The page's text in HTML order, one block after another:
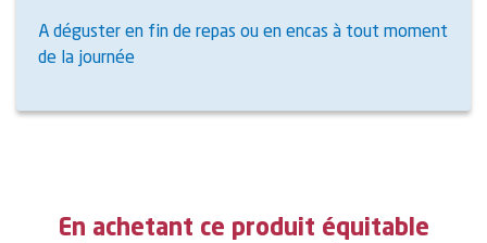
A déguster en fin de repas ou en encas à tout moment
de la journée
En achetant ce produit équitable